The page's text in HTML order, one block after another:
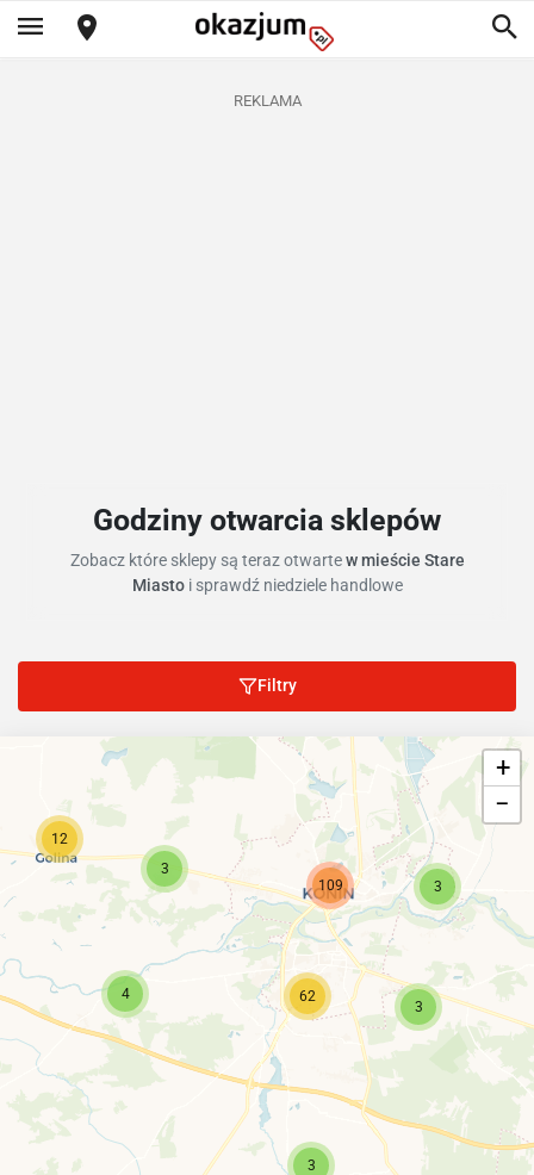
REKLAMA
Godziny otwarcia sklepów
Zobacz które sklepy są teraz otwartew mieście Stare
Miasto i sprawdź niedziele handlowe
Filtry
62
3
3
4
3
3
12
109
+
−